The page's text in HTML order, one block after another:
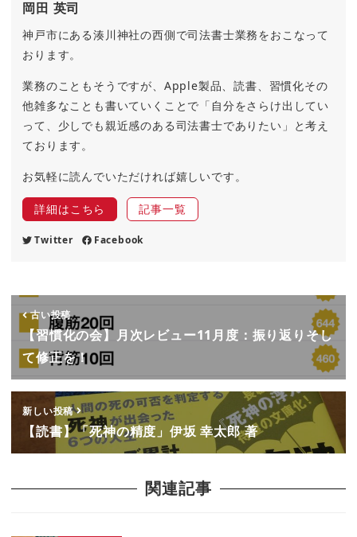
岡田 英司
神戸市にある湊川神社の西側で司法書士業務をおこなって
おります。
業務のこともそうですが、Apple製品、読書、習慣化その
他雑多なことも書いていくことで「自分をさらけ出してい
って、少しでも親近感のある司法書士でありたい」と考え
ております。
お気軽に読んでいただければ嬉しいです。
詳細はこちら 記事一覧
Twitter Facebook
古い投稿
【習慣化の会】月次レビュー11月度：振り返りそし
て修正を！
新しい投稿
【読書】「死神の精度」伊坂 幸太郎 著
関連記事